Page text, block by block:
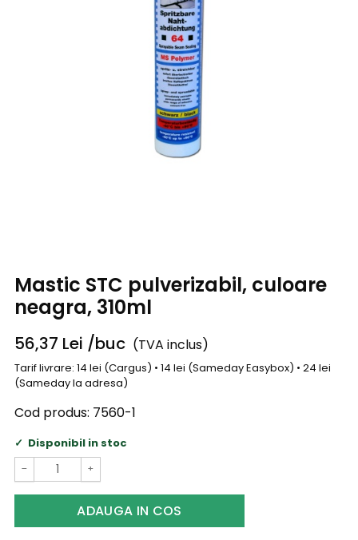
Mastic STC pulverizabil, culoare
neagra, 310ml
56,37 Lei /buc (TVA inclus)
Tarif livrare: 14 lei (Cargus) • 14 lei (Sameday Easybox) • 24 lei
(Sameday la adresa)
Cod produs: 7560-1
Disponibil in stoc
− +
ADAUGA IN COS